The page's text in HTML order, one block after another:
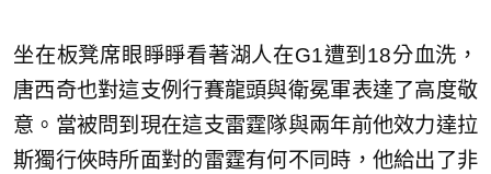
坐在板凳席眼睜睜看著湖人在G1遭到18分血洗，
唐西奇也對這支例行賽龍頭與衛冕軍表達了高度敬
意。當被問到現在這支雷霆隊與兩年前他效力達拉
斯獨行俠時所面對的雷霆有何不同時，他給出了非